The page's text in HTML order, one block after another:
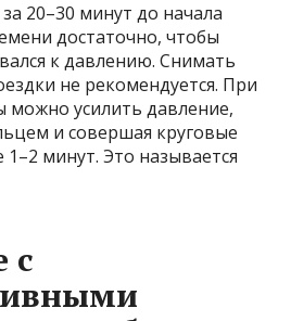
20–30 минут до начала
достаточно, чтобы
к давлению. Снимать
не рекомендуется. При
усилить давление,
и совершая круговые
минут. Это называется
с